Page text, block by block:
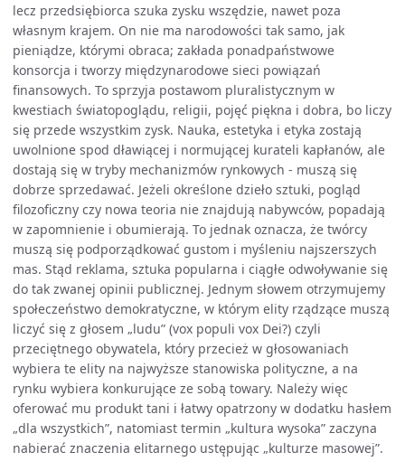
lecz przedsiębiorca szuka zysku wszędzie, nawet poza
własnym krajem. On nie ma narodowości tak samo, jak
pieniądze, którymi obraca; zakłada ponadpaństwowe
konsorcja i tworzy międzynarodowe sieci powiązań
finansowych. To sprzyja postawom pluralistycznym w
kwestiach światopoglądu, religii, pojęć piękna i dobra, bo liczy
się przede wszystkim zysk. Nauka, estetyka i etyka zostają
uwolnione spod dławiącej i normującej kurateli kapłanów, ale
dostają się w tryby mechanizmów rynkowych - muszą się
dobrze sprzedawać. Jeżeli określone dzieło sztuki, pogląd
filozoficzny czy nowa teoria nie znajdują nabywców, popadają
w zapomnienie i obumierają. To jednak oznacza, że twórcy
muszą się podporządkować gustom i myśleniu najszerszych
mas. Stąd reklama, sztuka popularna i ciągłe odwoływanie się
do tak zwanej opinii publicznej. Jednym słowem otrzymujemy
społeczeństwo demokratyczne, w którym elity rządzące muszą
liczyć się z głosem „ludu” (vox populi vox Dei?) czyli
przeciętnego obywatela, który przecież w głosowaniach
wybiera te elity na najwyższe stanowiska polityczne, a na
rynku wybiera konkurujące ze sobą towary. Należy więc
oferować mu produkt tani i łatwy opatrzony w dodatku hasłem
„dla wszystkich”, natomiast termin „kultura wysoka” zaczyna
nabierać znaczenia elitarnego ustępując „kulturze masowej”.